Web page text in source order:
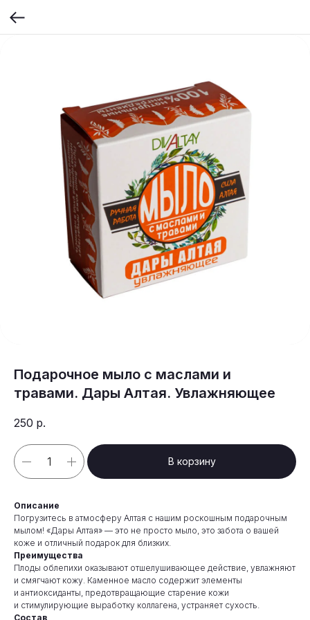
Подарочное мыло с маслами и
травами. Дары Алтая. Увлажняющее
250 р.
В корзину
Описание
Погрузитесь в атмосферу Алтая с нашим роскошным подарочным
мылом! «Дары Алтая» — это не просто мыло, это забота о вашей
коже и отличный подарок для близких.
Преимущества
Плоды облепихи оказывают отшелушивающее действие, увлажняют
и смягчают кожу. Каменное масло содержит элементы
и антиоксиданты, предотвращающие старение кожи
и стимулирующие выработку коллагена, устраняет сухость.
Состав